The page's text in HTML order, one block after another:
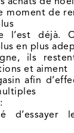
moment de
l’est déjà.
en plus
ils
et aiment
afin
d’essayer